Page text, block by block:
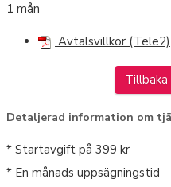
1 mån
Avtalsvillkor (Tele2)
Tillbaka
Detaljerad information om
* Startavgift på 399 kr
* En månads uppsägningstid